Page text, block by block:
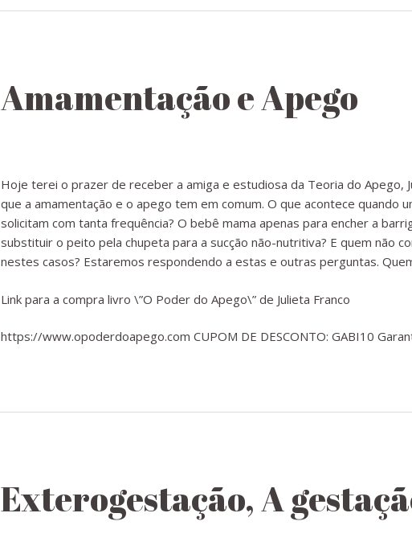
Amamentação e Apego
Hoje terei o prazer de receber a amiga e estudiosa da Teoria do Apego,
que a amamentação e o apego tem em comum. O que acontece quando
solicitam com tanta frequência? O bebê mama apenas para encher a
substituir o peito pela chupeta para a sucção não-nutritiva? E quem não
nestes casos? Estaremos respondendo a estas e outras perguntas.
Link para a compra livro \”O Poder do Apego\” de Julieta Franco
https://www.opoderdoapego.com CUPOM DE DESCONTO: GABI10
Exterogestação, A